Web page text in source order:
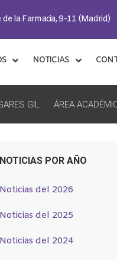
de la Farmacia, 9-11 (Madrid)
NOTICIAS
GIL ÁREA
NOTICIAS POR AÑO
Noticias del 2026
Noticias del 2025
Noticias del 2024